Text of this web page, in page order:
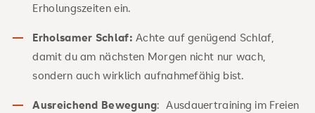
Erholungszeiten ein.
Erholsamer Schlaf: Achte auf genügend Schlaf,
damit du am nächsten Morgen nicht nur wach,
sondern auch wirklich aufnahmefähig bist.
Ausreichend Bewegung: Ausdauertraining im Freien